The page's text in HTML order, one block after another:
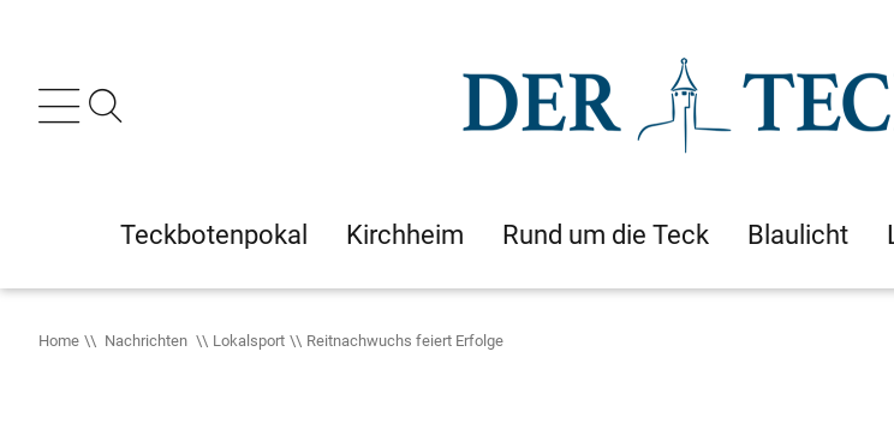
Teckbotenpokal Kirchheim Rund um die Teck Blaulicht
Home Nachrichten Lokalsport Reitnachwuchs feiert Erfolge